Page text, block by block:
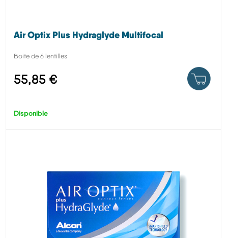
Air Optix Plus Hydraglyde Multifocal
Boite de 6 lentilles
55,85 €
Disponible